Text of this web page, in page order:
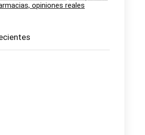
opiniones reales